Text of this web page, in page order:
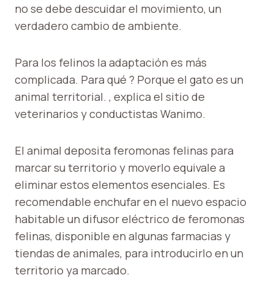
no se debe descuidar el movimiento, un
verdadero cambio de ambiente.
Para los felinos la adaptación es más
complicada. Para qué ? Porque el gato es un
animal territorial. , explica el sitio de
veterinarios y conductistas Wanimo.
El animal deposita feromonas felinas para
marcar su territorio y moverlo equivale a
eliminar estos elementos esenciales. Es
recomendable enchufar en el nuevo espacio
habitable un difusor eléctrico de feromonas
felinas, disponible en algunas farmacias y
tiendas de animales, para introducirlo en un
territorio ya marcado.